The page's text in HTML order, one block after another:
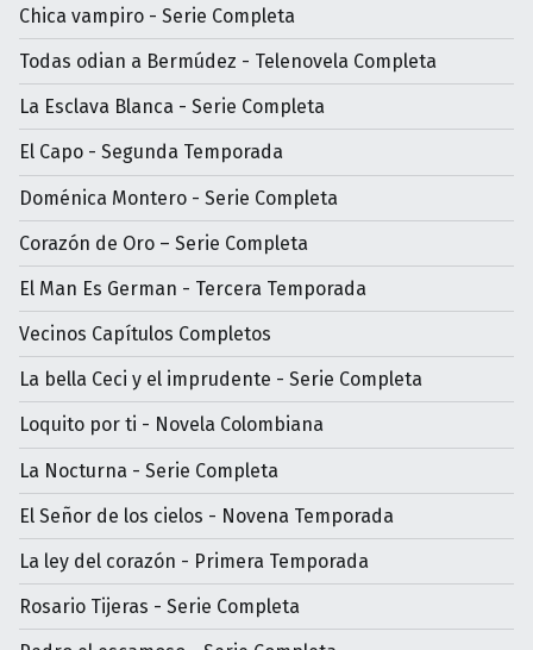
Chica vampiro - Serie Completa
Todas odian a Bermúdez - Telenovela Completa
La Esclava Blanca - Serie Completa
El Capo - Segunda Temporada
Doménica Montero - Serie Completa
Corazón de Oro – Serie Completa
El Man Es German - Tercera Temporada
Vecinos Capítulos Completos
La bella Ceci y el imprudente - Serie Completa
Loquito por ti - Novela Colombiana
La Nocturna - Serie Completa
El Señor de los cielos - Novena Temporada
La ley del corazón - Primera Temporada
Rosario Tijeras - Serie Completa